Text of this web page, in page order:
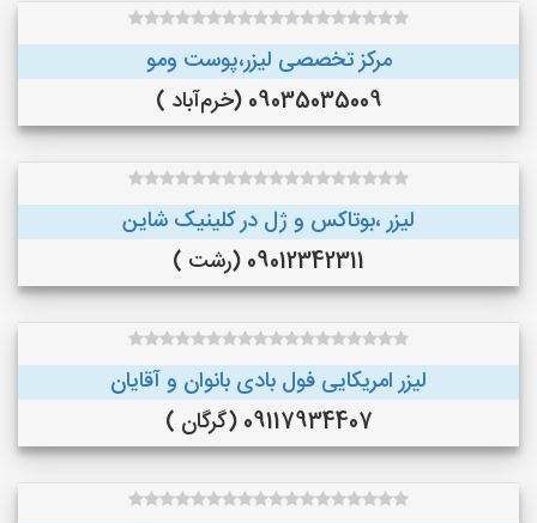
مرکز تخصصی لیزر،پوست و‌مو
09035035009 (خرم‌آباد )
لیزر ،بوتاکس و ژل در کلینیک شاین
09012342311 (رشت )
لیزر امریکایی فول بادی بانوان و آقایان
09117934407 (گرگان )